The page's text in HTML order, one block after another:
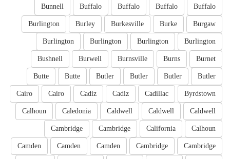
Buffalo
Buffalo
Buffalo
Buffalo
Bunnell
Burgaw
Burke
Burkesville
Burley
Burlington
Burlington
Burlington
Burlington
Burlington
Burnet
Burns
Burnsville
Burwell
Bushnell
Butler
Butler
Butler
Butler
Butte
Butte
Byrdstown
Cadillac
Cadiz
Cadiz
Cairo
Cairo
Caldwell
Caldwell
Caldwell
Caledonia
Calhoun
Calhoun
California
Cambridge
Cambridge
Cambridge
Cambridge
Camden
Camden
Camden